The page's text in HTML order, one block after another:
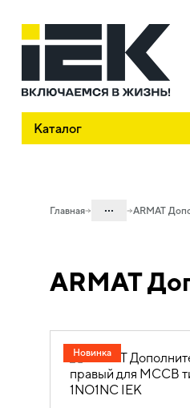
Каталог
Главная ...
02. Силовое
коммутации
выключатели в
устройства
02.01.01 Силовые
выключатели
ARMAT
ARMAT
Новинка